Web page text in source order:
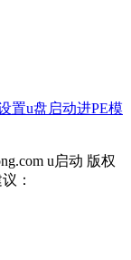
置u盘启动进PE模
u启动 版权
：